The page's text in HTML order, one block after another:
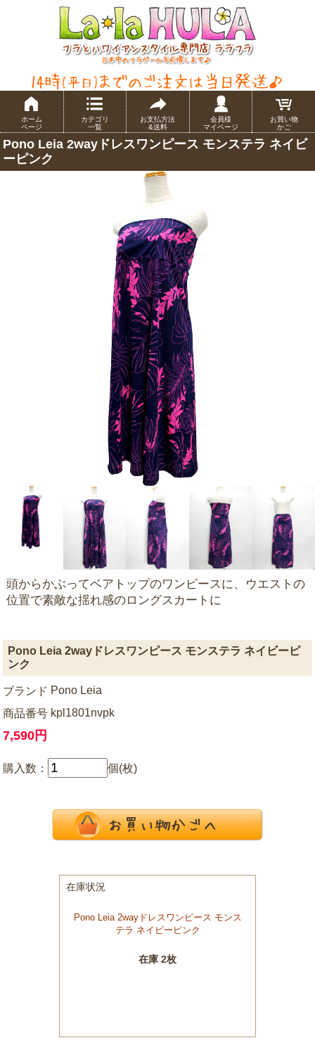
ホーム
ページ
カテゴリ
一覧
お支払方法
&送料
会員様
マイページ
お買い物
かご
Pono Leia 2wayドレスワンピース モンステラ ネイビ
ーピンク
頭からかぶってベアトップのワンピースに、ウエストの
位置で素敵な揺れ感のロングスカートに
Pono Leia 2wayドレスワンピース モンステラ ネイビーピ
ンク
ブランド Pono Leia
商品番号 kpl1801nvpk
7,590円
購入数： 個(枚)